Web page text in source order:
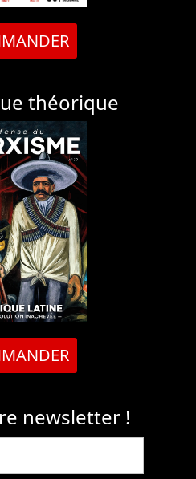
théorique
newsletter !